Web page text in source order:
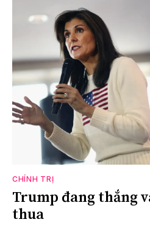
CHÍNH TRỊ
Trump đang thắng
thua